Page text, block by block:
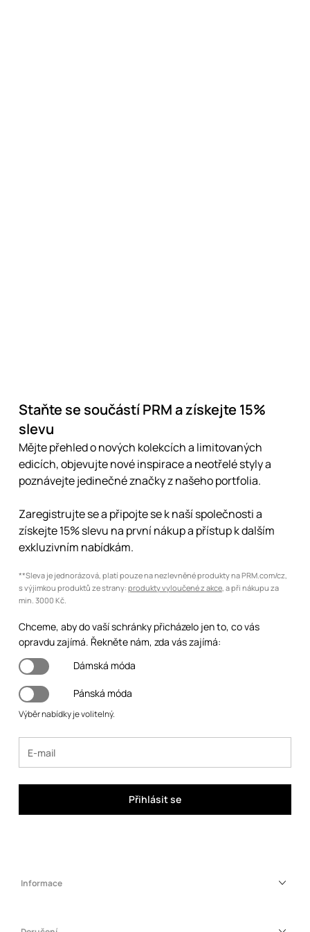
Staňte se součástí PRM a získejte 15%
slevu
Mějte přehled o nových kolekcích a limitovaných
edicích, objevujte nové inspirace a neotřelé styly a
poznávejte jedinečné značky z našeho portfolia.
Zaregistrujte se a připojte se k naší společnosti a
získejte 15% slevu na první nákup a přístup k dalším
exkluzivním nabídkám.
**Sleva je jednorázová, platí pouze na nezlevněné produkty na PRM.com/cz,
s výjimkou produktů ze strany: produkty vyloučené z akce, a při nákupu za
min. 3000 Kč.
Chceme, aby do vaší schránky přicházelo jen to, co vás
opravdu zajímá. Řekněte nám, zda vás zajímá:
Dámská móda
Pánská móda
Výběr nabídky je volitelný.
Přihlásit se
Informace